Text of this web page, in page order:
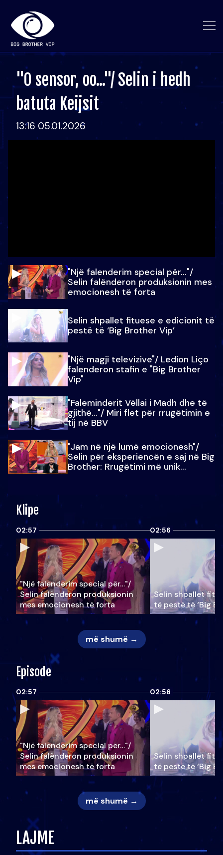
"O sensor, oo..."/ Selin i hedh
batuta Keijsit
13:16 05.01.2026
"Një falenderim special për…"/
Selin falënderon produksionin mes
emocionesh të forta
Selin shpallet fituese e edicionit të
pestë të ‘Big Brother Vip’
"Një magji televizive"/ Ledion Liço
falenderon stafin e "Big Brother
Vip"
"Faleminderit Vëllai i Madh dhe të
gjithë…"/ Miri flet për rrugëtimin e
tij në BBV
"Jam në një lumë emocionesh"/
Selin për eksperiencën e saj në Big
Brother: Rrugëtimi më unik…
Klipe
02:57
"Një falenderim special për…"/
Selin falënderon produksionin
mes emocionesh të forta
02:56
Selin shpallet
të pestë të ‘Big
më shumë →
Episode
02:57
"Një falenderim special për…"/
Selin falënderon produksionin
mes emocionesh të forta
02:56
Selin shpallet
të pestë të ‘Big
më shumë →
LAJME